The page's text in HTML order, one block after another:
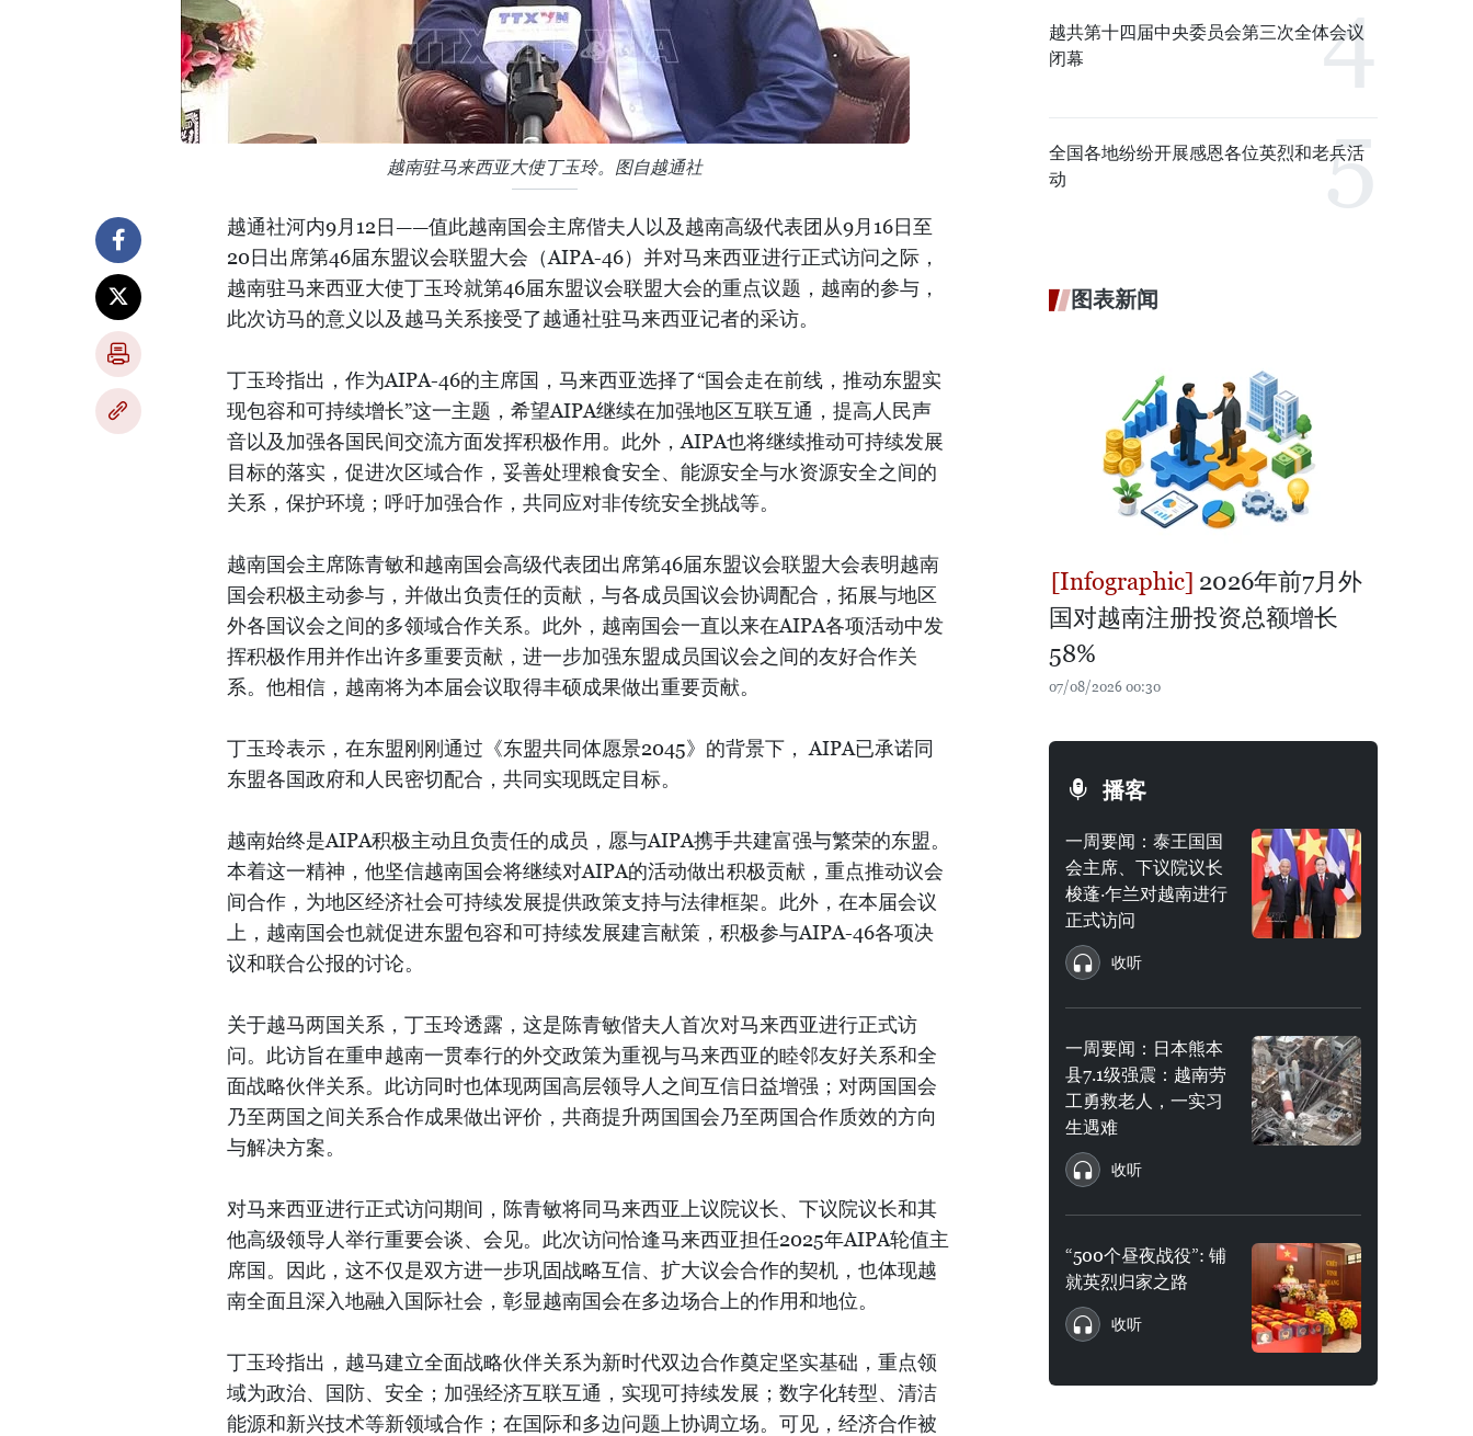
越南驻马来西亚大使丁玉玲。图自越通社
越通社河内9月12日——值此越南国会主席偕夫人以及越南高级代表团从9月16日至
20日出席第46届东盟议会联盟大会（AIPA-46）并对马来西亚进行正式访问之际，
越南驻马来西亚大使丁玉玲就第46届东盟议会联盟大会的重点议题，越南的参与，
此次访马的意义以及越马关系接受了越通社驻马来西亚记者的采访。
丁玉玲指出，作为AIPA-46的主席国，马来西亚选择了“国会走在前线，推动东盟实
现包容和可持续增长”这一主题，希望AIPA继续在加强地区互联互通，提高人民声
音以及加强各国民间交流方面发挥积极作用。此外，AIPA也将继续推动可持续发展
目标的落实，促进次区域合作，妥善处理粮食安全、能源安全与水资源安全之间的
关系，保护环境；呼吁加强合作，共同应对非传统安全挑战等。
越南国会主席陈青敏和越南国会高级代表团出席第46届东盟议会联盟大会表明越南
国会积极主动参与，并做出负责任的贡献，与各成员国议会协调配合，拓展与地区
外各国议会之间的多领域合作关系。此外，越南国会一直以来在AIPA各项活动中发
挥积极作用并作出许多重要贡献，进一步加强东盟成员国议会之间的友好合作关
系。他相信，越南将为本届会议取得丰硕成果做出重要贡献。
丁玉玲表示，在东盟刚刚通过《东盟共同体愿景2045》的背景下， AIPA已承诺同
东盟各国政府和人民密切配合，共同实现既定目标。
越南始终是AIPA积极主动且负责任的成员，愿与AIPA携手共建富强与繁荣的东盟。
本着这一精神，他坚信越南国会将继续对AIPA的活动做出积极贡献，重点推动议会
间合作，为地区经济社会可持续发展提供政策支持与法律框架。此外，在本届会议
上，越南国会也就促进东盟包容和可持续发展建言献策，积极参与AIPA-46各项决
议和联合公报的讨论。
关于越马两国关系，丁玉玲透露，这是陈青敏偕夫人首次对马来西亚进行正式访
问。此访旨在重申越南一贯奉行的外交政策为重视与马来西亚的睦邻友好关系和全
面战略伙伴关系。此访同时也体现两国高层领导人之间互信日益增强；对两国国会
乃至两国之间关系合作成果做出评价，共商提升两国国会乃至两国合作质效的方向
与解决方案。
对马来西亚进行正式访问期间，陈青敏将同马来西亚上议院议长、下议院议长和其
他高级领导人举行重要会谈、会见。此次访问恰逢马来西亚担任2025年AIPA轮值主
席国。因此，这不仅是双方进一步巩固战略互信、扩大议会合作的契机，也体现越
南全面且深入地融入国际社会，彰显越南国会在多边场合上的作用和地位。
丁玉玲指出，越马建立全面战略伙伴关系为新时代双边合作奠定坚实基础，重点领
域为政治、国防、安全；加强经济互联互通，实现可持续发展；数字化转型、清洁
能源和新兴技术等新领域合作；在国际和多边问题上协调立场。可见，经济合作被
越共第十四届中央委员会第三次全体会议
闭幕
全国各地纷纷开展感恩各位英烈和老兵活
动
图表新闻
2026年前7月外
国对越南注册投资总额增长
58%
07/08/2026 00:30
播客
一周要闻：泰王国国
会主席、下议院议长
梭蓬·乍兰对越南进行
正式访问
收听
一周要闻：日本熊本
县7.1级强震：越南劳
工勇救老人，一实习
生遇难
收听
“500个昼夜战役”: 铺
就英烈归家之路
收听